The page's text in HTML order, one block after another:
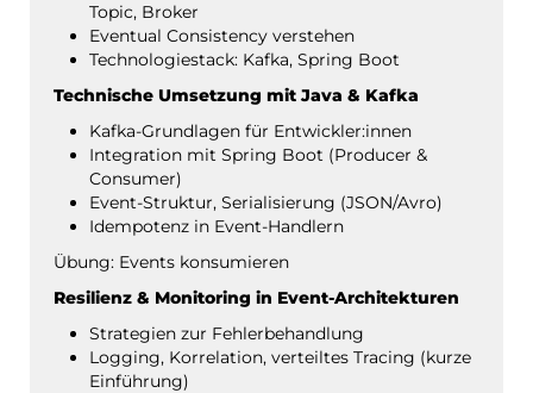
Topic, Broker
Eventual Consistency verstehen
Technologiestack: Kafka, Spring Boot
Technische Umsetzung mit Java & Kafka
Kafka-Grundlagen für Entwickler:innen
Integration mit Spring Boot (Producer &
Consumer)
Event-Struktur, Serialisierung (JSON/Avro)
Idempotenz in Event-Handlern
Übung: Events konsumieren
Resilienz & Monitoring in Event-Architekturen
Strategien zur Fehlerbehandlung
Logging, Korrelation, verteiltes Tracing (kurze
Einführung)